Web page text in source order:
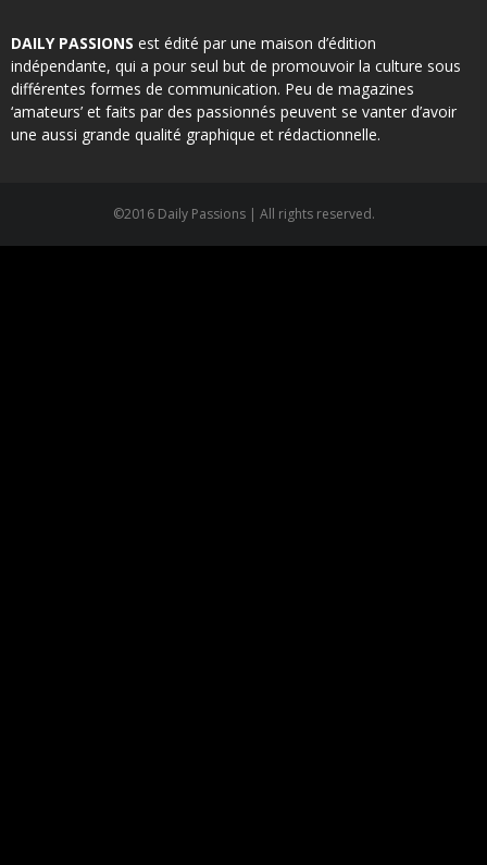
DAILY PASSIONS est édité par une maison d’édition
indépendante, qui a pour seul but de promouvoir la culture sous
différentes formes de communication. Peu de magazines
‘amateurs’ et faits par des passionnés peuvent se vanter d’avoir
une aussi grande qualité graphique et rédactionnelle.
©2016 Daily Passions | All rights reserved.